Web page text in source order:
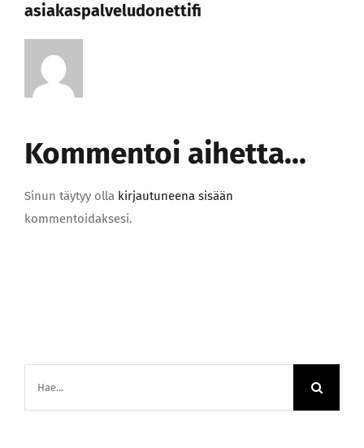
asiakaspalveludonettifi
Kommentoi aihetta...
Sinun täytyy olla kirjautuneena sisään
kommentoidaksesi.